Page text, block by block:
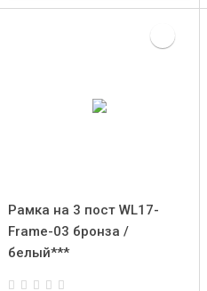
Рамка на 3 пост WL17-
Frame-03 бронза /
белый***